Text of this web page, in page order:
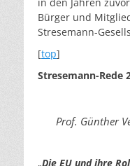
Bürger und
Stresemann-
[top]
Stresemann-Rede
Prof. Günther
„Die EU und ihre